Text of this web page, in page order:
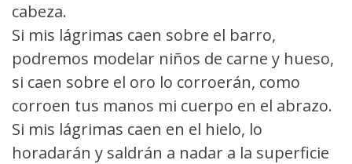
cabeza.
Si mis lágrimas caen sobre el barro,
podremos modelar niños de carne y hueso,
si caen sobre el oro lo corroerán, como
corroen tus manos mi cuerpo en el abrazo.
Si mis lágrimas caen en el hielo, lo
horadarán y saldrán a nadar a la superficie